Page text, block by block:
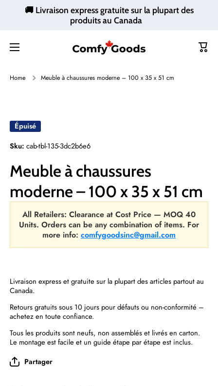
Ignorer et passer au contenu
🚚 Livraison express gratuite sur la plupart des
produits au Canada
Home Meuble à chaussures moderne – 100 x 35 x 51 cm
Épuisé
Sku: cab-tbl-135-3dc2b6e6
Meuble à chaussures
moderne – 100 x 35 x 51 cm
All Retailers: Clearance at Cost Price — MOQ 40
Units. Orders can be any combination of items. For
more info: comfygoodsinc@gmail.com
Livraison express et gratuite sur la plupart des articles partout au
Canada.
Retours gratuits sous 10 jours pour défauts ou non-conformité –
achetez en toute confiance.
Tous les produits sont neufs, non assemblés et livrés en carton.
Le montage est facile et un guide étape par étape est inclus.
Partager